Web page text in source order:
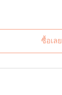
ซื้อเลย